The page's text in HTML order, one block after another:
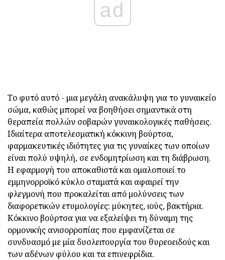
ad
Το φυτό αυτό - μια μεγάλη ανακάλυψη για το γυναικείο
σώμα, καθώς μπορεί να βοηθήσει σημαντικά στη
θεραπεία πολλών σοβαρών γυναικολογικές παθήσεις.
Ιδιαίτερα αποτελεσματική κόκκινη βούρτσα,
φαρμακευτικές ιδιότητες για τις γυναίκες των οποίων
είναι πολύ υψηλή, σε ενδομητρίωση και τη διάβρωση.
Η εφαρμογή του αποκαθιστά και ομαλοποιεί το
εμμηνορροϊκό κύκλο σταματά και αφαιρεί την
φλεγμονή που προκαλείται από μολύνσεις των
διαφορετικών ετυμολογίες: μύκητες, ιούς, βακτήρια.
Κόκκινο βούρτσα για να εξαλείψει τη δύναμη της
ορμονικής ανισορροπίας που εμφανίζεται σε
συνδυασμό με μία δυσλειτουργία του θυρεοειδούς και
των αδένων φύλου και τα επινεφρίδια.